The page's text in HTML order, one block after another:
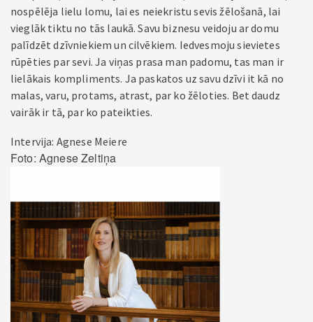
nospēlēja lielu lomu, lai es neiekristu sevis žēlošanā, lai
vieglāk tiktu no tās laukā. Savu biznesu veidoju ar domu
palīdzēt dzīvniekiem un cilvēkiem. Iedvesmoju sievietes
rūpēties par sevi. Ja viņas prasa man padomu, tas man ir
lielākais kompliments. Ja paskatos uz savu dzīvi it kā no
malas, varu, protams, atrast, par ko žēloties. Bet daudz
vairāk ir tā, par ko pateikties.
Intervija: Agnese Meiere
Foto: Agnese Zeltiņa